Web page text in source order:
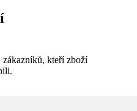
zákazníků, kteří zboží